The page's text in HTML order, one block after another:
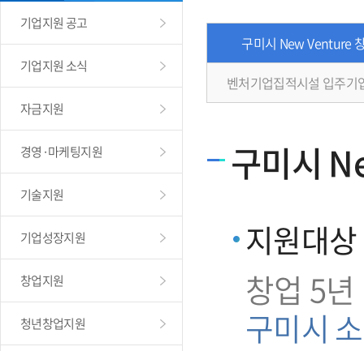
기업지원 공고
기업지원 소식
자금지원
경영·마케팅지원
기술지원
기업성장지원
창업지원
청년창업지원
구미시 New Venture
벤처기업집적시설 입주기
구미시
지원대상
창업 5
구미시